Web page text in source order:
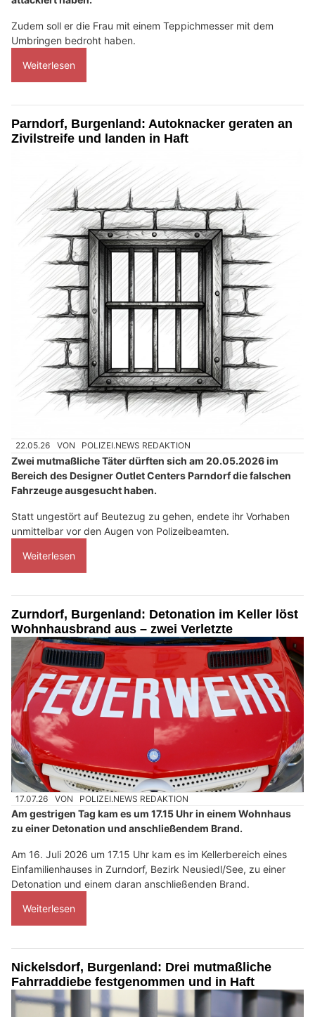
Zudem soll er die Frau mit einem Teppichmesser mit dem
Umbringen bedroht haben.
Weiterlesen
Parndorf, Burgenland: Autoknacker geraten an
Zivilstreife und landen in Haft
22.05.26 VON POLIZEI.NEWS REDAKTION
Zwei mutmaßliche Täter dürften sich am 20.05.2026 im
Bereich des Designer Outlet Centers Parndorf die falschen
Fahrzeuge ausgesucht haben.
Statt ungestört auf Beutezug zu gehen, endete ihr Vorhaben
unmittelbar vor den Augen von Polizeibeamten.
Weiterlesen
Zurndorf, Burgenland: Detonation im Keller löst
Wohnhausbrand aus – zwei Verletzte
17.07.26 VON POLIZEI.NEWS REDAKTION
Am gestrigen Tag kam es um 17.15 Uhr in einem Wohnhaus
zu einer Detonation und anschließendem Brand.
Am 16. Juli 2026 um 17.15 Uhr kam es im Kellerbereich eines
Einfamilienhauses in Zurndorf, Bezirk Neusiedl/See, zu einer
Detonation und einem daran anschließenden Brand.
Weiterlesen
Nickelsdorf, Burgenland: Drei mutmaßliche
Fahrraddiebe festgenommen und in Haft